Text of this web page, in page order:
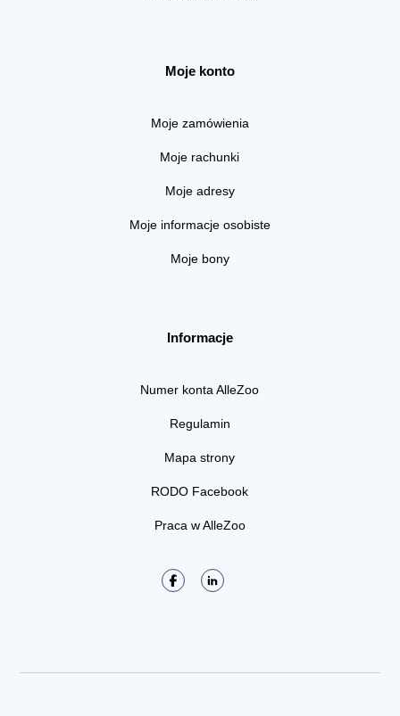
Moje konto
Moje zamówienia
Moje rachunki
Moje adresy
Moje informacje osobiste
Moje bony
Informacje
Numer konta AlleZoo
Regulamin
Mapa strony
RODO Facebook
Praca w AlleZoo